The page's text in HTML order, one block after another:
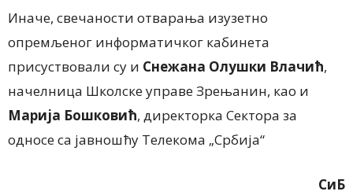
Иначе, свечаности отварања изузетно
опремљеног информатичког кабинета
присуствовали су и Снежана Олушки Влачић,
начелница Школске управе Зрењанин, као и
Марија Бошковић, директорка Сектора за
односе са јавношћу Телекома „Србија“
СиБ